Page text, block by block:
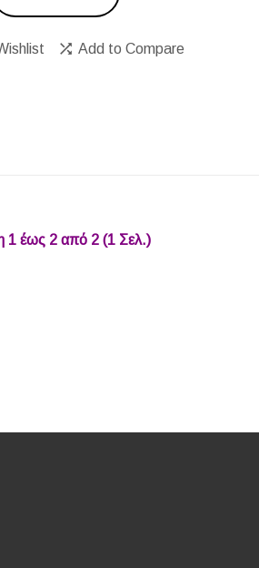
Add to Compare
1 έως 2 από 2 (1 Σελ.)‎